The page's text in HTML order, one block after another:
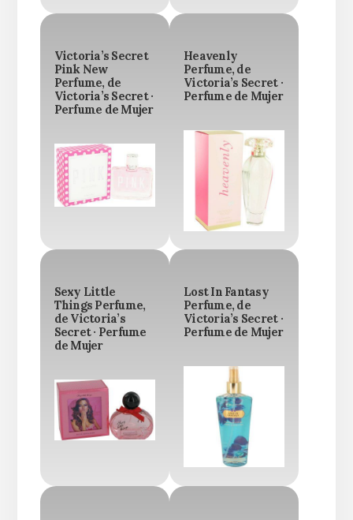
Victoria’s Secret
Pink New
Perfume, de
Victoria’s Secret ·
Perfume de Mujer
Heavenly
Perfume, de
Victoria’s Secret ·
Perfume de Mujer
Sexy Little
Things Perfume,
de Victoria’s
Secret · Perfume
de Mujer
Lost In Fantasy
Perfume, de
Victoria’s Secret ·
Perfume de Mujer